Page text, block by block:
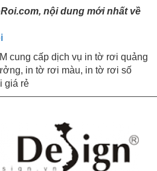
nội dung mới nhất về
cung cấp dịch vụ in tờ rơi quảng
in tờ rơi màu, in tờ rơi số
giá rẻ